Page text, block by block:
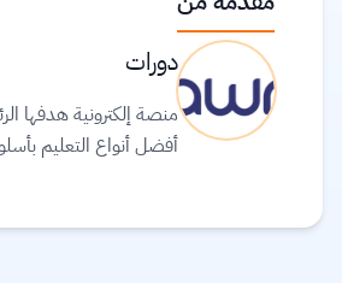
دورات
منصة إلكترونية هدفها
أفضل أنواع التعليم